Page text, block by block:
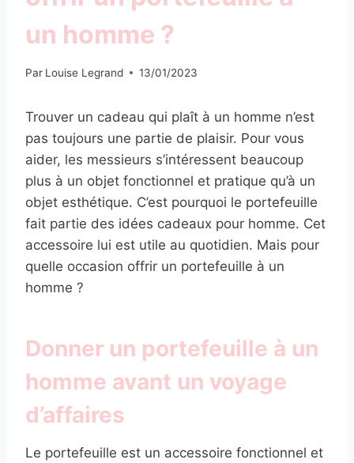
un homme ?
Par Louise Legrand 13/01/2023
Trouver un cadeau qui plaît à un homme n’est
pas toujours une partie de plaisir. Pour vous
aider, les messieurs s’intéressent beaucoup
plus à un objet fonctionnel et pratique qu’à un
objet esthétique. C’est pourquoi le portefeuille
fait partie des idées cadeaux pour homme. Cet
accessoire lui est utile au quotidien. Mais pour
quelle occasion offrir un portefeuille à un
homme ?
Donner un portefeuille à un
homme avant un voyage
d’affaires
Le portefeuille est un accessoire fonctionnel et